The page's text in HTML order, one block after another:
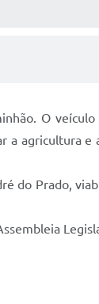
O
agricultura
do Prado,